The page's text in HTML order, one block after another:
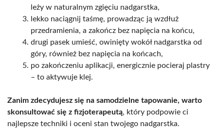
leży w naturalnym zgięciu nadgarstka,
lekko naciągnij taśmę, prowadząc ją wzdłuż
przedramienia, a zakończ bez napięcia na końcu,
drugi pasek umieść, owinięty wokół nadgarstka od
góry, również bez napięcia na końcach,
po zakończeniu aplikacji, energicznie pocieraj plastry
– to aktywuje klej.
Zanim zdecydujesz się na samodzielne tapowanie, warto
skonsultować się z fizjoterapeutą, który podpowie ci
najlepsze techniki i oceni stan twojego nadgarstka.